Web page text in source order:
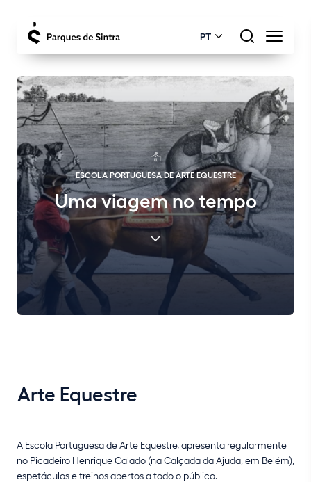
PT
ESCOLA PORTUGUESA DE ARTE EQUESTRE
Uma viagem no tempo
Arte Equestre
A Escola Portuguesa de Arte Equestre, apresenta regularmente
no Picadeiro Henrique Calado (na Calçada da Ajuda, em Belém),
espetáculos e treinos abertos a todo o público.